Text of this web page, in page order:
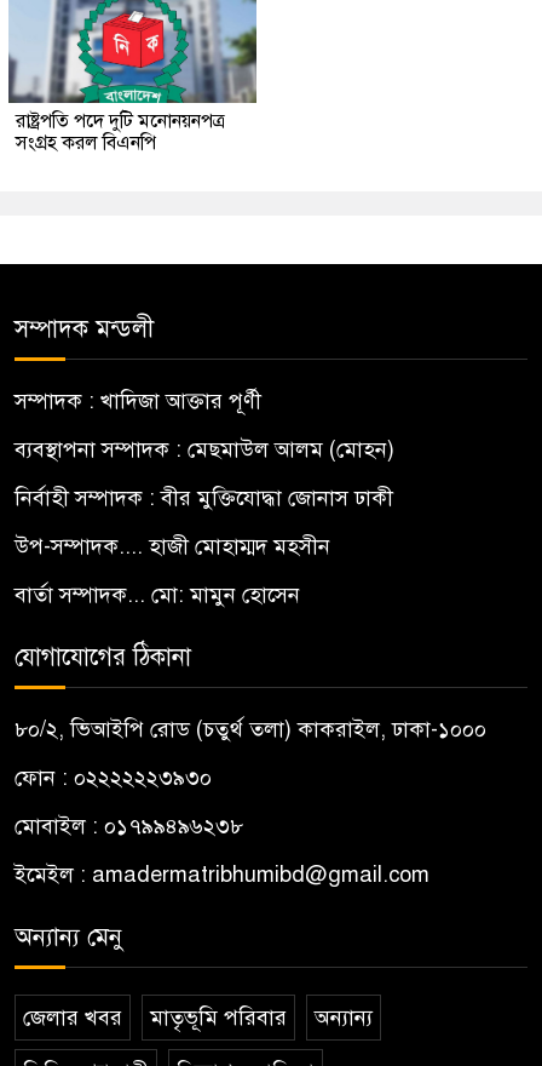
রাষ্ট্রপতি পদে দুটি মনোনয়নপত্র
সংগ্রহ করল বিএনপি
সম্পাদক মন্ডলী
সম্পাদক : খাদিজা আক্তার পূর্ণী
ব্যবস্থাপনা সম্পাদক : মেছমাউল আলম (মোহন)
নির্বাহী সম্পাদক : বীর মুক্তিযোদ্ধা জোনাস ঢাকী
উপ-সম্পাদক.... হাজী মোহাম্মদ মহসীন
বার্তা সম্পাদক... মো: মামুন হোসেন
যোগাযোগের ঠিকানা
৮০/২, ভিআইপি রোড (চতুর্থ তলা) কাকরাইল, ঢাকা-১০০০
ফোন : ০২২২২২২৩৯৩০
মোবাইল : ০১৭৯৯৪৯৬২৩৮
ইমেইল : amadermatribhumibd@gmail.com
অন্যান্য মেনু
জেলার খবর মাতৃভূমি পরিবার অন্যান্য